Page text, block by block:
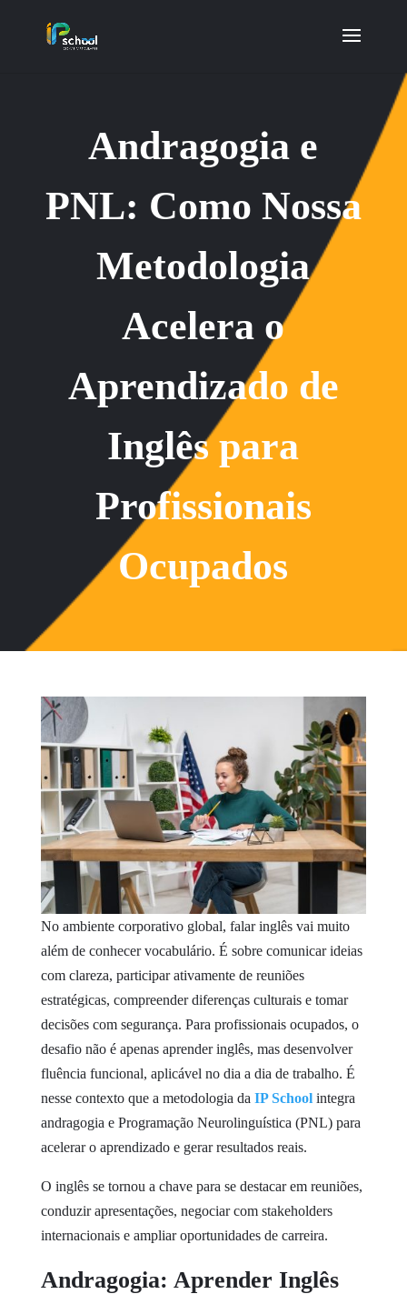
Andragogia e
PNL: Como Nossa
Metodologia
Acelera o
Aprendizado de
Inglês para
Profissionais
Ocupados
No ambiente corporativo global, falar inglês vai muito
além de conhecer vocabulário. É sobre comunicar ideias
com clareza, participar ativamente de reuniões
estratégicas, compreender diferenças culturais e tomar
decisões com segurança. Para profissionais ocupados, o
desafio não é apenas aprender inglês, mas desenvolver
fluência funcional, aplicável no dia a dia de trabalho. É
nesse contexto que a metodologia da IP Schoolintegra
andragogia e Programação Neurolinguística (PNL) para
acelerar o aprendizado e gerar resultados reais.
O inglês se tornou a chave para se destacar em reuniões,
conduzir apresentações, negociar com stakeholders
internacionais e ampliar oportunidades de carreira.
Andragogia: Aprender Inglês